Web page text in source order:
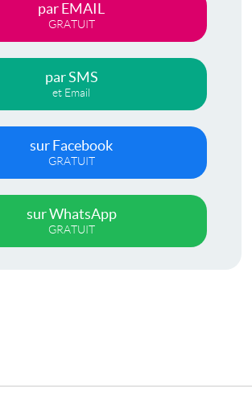
par EMAIL
GRATUIT
par SMS
et Email
sur Facebook
GRATUIT
sur WhatsApp
GRATUIT